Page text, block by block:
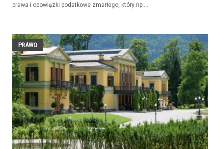
prawa i obowiązki podatkowe zmarłego, który np....
PRAWO